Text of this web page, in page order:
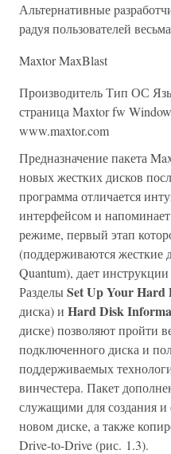
Альтернативные
радуя пользователей
Maxtor MaxBlast
Производитель Тип ОС
страница Maxtor fw
www.maxtor.com
Предназначение пакета
новых жестких дисков
программа отличается
интерфейсом и
режиме, первый этап
(поддерживаются жесткие
Quantum), дает
РазделыSet Up Your Hard
диска) и Hard Disk
диске) позволяют пройти
подключенного диска и
поддерживаемых
винчестера. Пакет
служащими для создания и
новом диске, а также
Drive-to-Drive (рис. 1.3).